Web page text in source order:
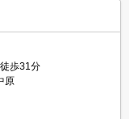
歩31分
原